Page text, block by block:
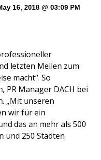
16, 2018 @ 03:09 PM
letzten Meilen zum
macht“. So
PR Manager DACH bei
„Mit unseren
wir für ein
das an mehr als 500
und 250 Städten